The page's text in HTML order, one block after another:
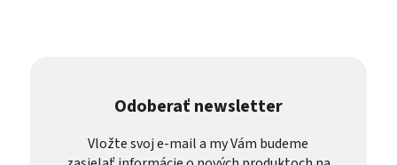
Odoberať newsletter
Vložte svoj e-mail a my Vám budeme